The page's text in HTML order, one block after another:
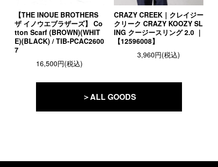
【THE INOUE BROTHERS
ザ イノウエブラザーズ】 Co
tton Scarf (BROWN)(WHIT
E)(BLACK) / TIB-PCAC2600
7
16,500円(税込)
CRAZY CREEK｜クレイジー
クリーク CRAZY KOOZY SL
ING クージースリング 2.0 ｜
【12596008】
3,960円(税込)
＞ALL GOODS